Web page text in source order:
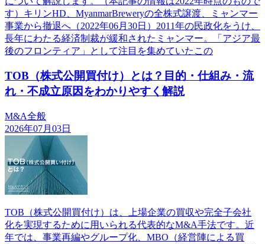
す）キリンHD、MyanmarBreweryの全株式譲渡、ミャンマー
事業から撤退へ（2022年06月30日）2011年の民政化をうけ、
長年にわたる経済制裁が緩和されたミャンマー。「アジア最
後のフロンティア」として注目を集めていたこの
TOB（株式公開買付け）とは？目的・仕組み・流
れ・不成立原因をわかりやすく解説
M&A全般
2026年07月03日
TOB（株式公開買付け）は、上場企業の買収や完全子会社
化を実現するために用いられる代表的なM&A手法です。近
年では、事業再編やグループ化、MBO（経営陣による買